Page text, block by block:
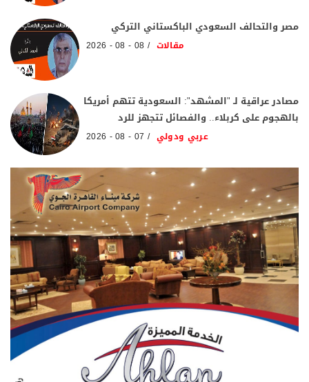
مصر والتحالف السعودي الباكستاني التركي
مقالات 08 - 08 - 2026
مصادر عراقية لـ "المشهد": السعودية تتهم أمريكا
بالهجوم على كربلاء.. والفصائل تتجهز للرد
عربي ودولي 07 - 08 - 2026